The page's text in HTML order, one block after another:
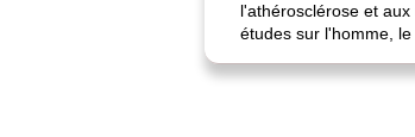
l'athérosclérose et
études sur l'homme,